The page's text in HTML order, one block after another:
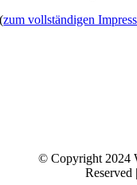
(zum vollständigen
© Copyright 2024
Reserved